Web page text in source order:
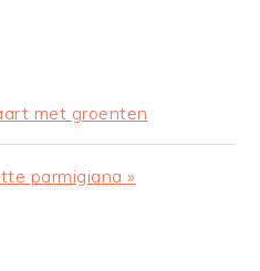
met groenten
parmigiana »